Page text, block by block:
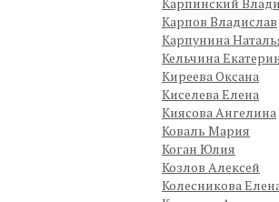
Карпов Владислав
Карпунина
Кельчина
Киреева Оксана
Киселева Елена
Киясова Ангелина
Коваль Мария
Коган Юлия
Козлов Алексей
Колесникова